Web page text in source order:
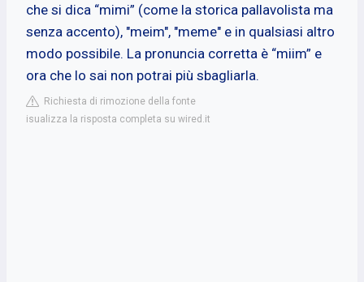
che si dica “mimi” (come la storica pallavolista ma
senza accento), "meim", "meme" e in qualsiasi altro
modo possibile. La pronuncia corretta è “miim” e
ora che lo sai non potrai più sbagliarla.
Richiesta di rimozione della fonte
isualizza la risposta completa su wired.it